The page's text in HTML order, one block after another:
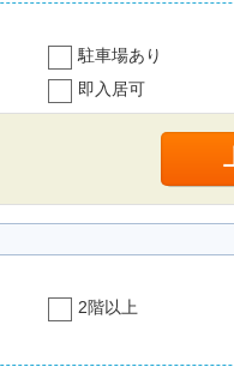
駐車場あり
即入居可
2階以上